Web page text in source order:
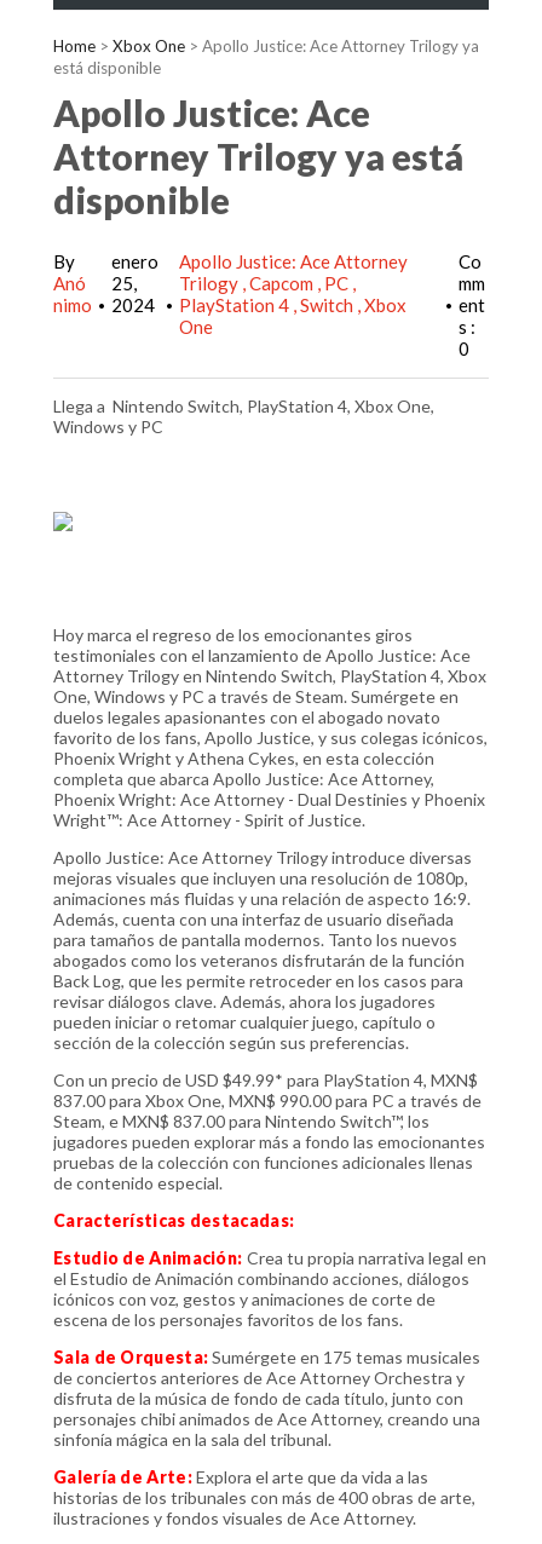
Home > Xbox One > Apollo Justice: Ace Attorney Trilogy ya
está disponible
Apollo Justice: Ace
Attorney Trilogy ya está
disponible
By
Anó
nimo •
enero
25,
2024
•
Apollo Justice: Ace Attorney
Trilogy Capcom
PC
PlayStation 4 Switch Xbox
One
•
Co
mm
ent
s :
0
Llega a Nintendo Switch, PlayStation 4, Xbox One,
Windows y PC
Hoy marca el regreso de los emocionantes giros
testimoniales con el lanzamiento de Apollo Justice: Ace
Attorney Trilogy en Nintendo Switch, PlayStation 4, Xbox
One, Windows y PC a través de Steam. Sumérgete en
duelos legales apasionantes con el abogado novato
favorito de los fans, Apollo Justice, y sus colegas icónicos,
Phoenix Wright y Athena Cykes, en esta colección
completa que abarca Apollo Justice: Ace Attorney,
Phoenix Wright: Ace Attorney - Dual Destinies y Phoenix
Wright™: Ace Attorney - Spirit of Justice.
Apollo Justice: Ace Attorney Trilogy introduce diversas
mejoras visuales que incluyen una resolución de 1080p,
animaciones más fluidas y una relación de aspecto 16:9.
Además, cuenta con una interfaz de usuario diseñada
para tamaños de pantalla modernos. Tanto los nuevos
abogados como los veteranos disfrutarán de la función
Back Log, que les permite retroceder en los casos para
revisar diálogos clave. Además, ahora los jugadores
pueden iniciar o retomar cualquier juego, capítulo o
sección de la colección según sus preferencias.
Con un precio de USD $49.99* para PlayStation 4, MXN$
837.00 para Xbox One, MXN$ 990.00 para PC a través de
Steam, e MXN$ 837.00 para Nintendo Switch™, los
jugadores pueden explorar más a fondo las emocionantes
pruebas de la colección con funciones adicionales llenas
de contenido especial.
Características destacadas:
Estudio de Animación: Crea tu propia narrativa legal en
el Estudio de Animación combinando acciones, diálogos
icónicos con voz, gestos y animaciones de corte de
escena de los personajes favoritos de los fans.
Sala de Orquesta:Sumérgete en 175 temas musicales
de conciertos anteriores de Ace Attorney Orchestra y
disfruta de la música de fondo de cada título, junto con
personajes chibi animados de Ace Attorney, creando una
sinfonía mágica en la sala del tribunal.
Galería de Arte:Explora el arte que da vida a las
historias de los tribunales con más de 400 obras de arte,
ilustraciones y fondos visuales de Ace Attorney.